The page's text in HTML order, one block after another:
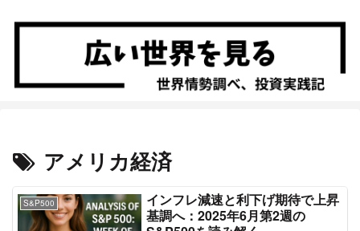
アメリカ経済
S&P500
インフレ減速と利下げ期待で上昇
基調へ：2025年6月第2週の